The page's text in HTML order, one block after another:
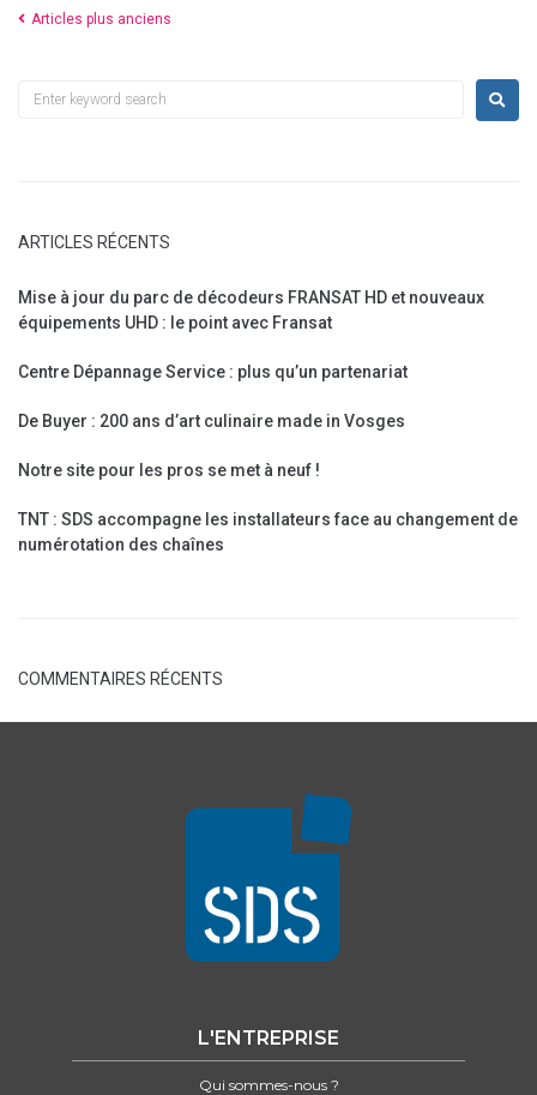
Articles plus anciens
ARTICLES RÉCENTS
Mise à jour du parc de décodeurs FRANSAT HD et nouveaux
équipements UHD : le point avec Fransat
Centre Dépannage Service : plus qu’un partenariat
De Buyer : 200 ans d’art culinaire made in Vosges
Notre site pour les pros se met à neuf !
TNT : SDS accompagne les installateurs face au changement de
numérotation des chaînes
COMMENTAIRES RÉCENTS
L'ENTREPRISE
Qui sommes-nous ?